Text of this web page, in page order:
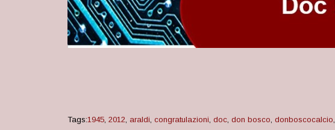
Tags:1945, 2012, araldi, congratulazioni, doc, don bosco, donboscocalcio,